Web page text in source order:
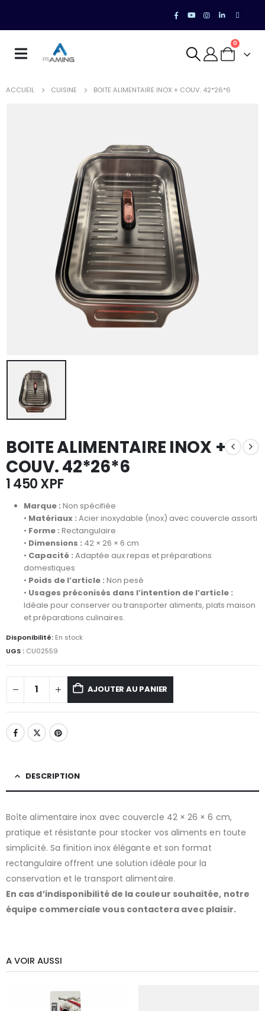
0
ACCUEIL CUISINE BOITE ALIMENTAIRE INOX + COUV. 42*26*6
BOITE ALIMENTAIRE INOX +
COUV. 42*26*6
1 450XPF
Marque : Non spécifiée
• Matériaux : Acier inoxydable (inox) avec couvercle assorti
• Forme : Rectangulaire
• Dimensions : 42 × 26 × 6 cm
• Capacité : Adaptée aux repas et préparations
domestiques
• Poids de l’article : Non pesé
• Usages préconisés dans l’intention de l’article :
Idéale pour conserver ou transporter aliments, plats maison
et préparations culinaires.
Disponibilité: En stock
UGS : CU02559
AJOUTER AU PANIER
DESCRIPTION
Boîte alimentaire inox avec couvercle 42 × 26 × 6 cm,
pratique et résistante pour stocker vos aliments en toute
simplicité. Sa finition inox élégante et son format
rectangulaire offrent une solution idéale pour la
conservation et le transport alimentaire.
En cas d’indisponibilité de la couleur souhaitée, notre
équipe commerciale vous contactera avec plaisir.
A VOIR AUSSI